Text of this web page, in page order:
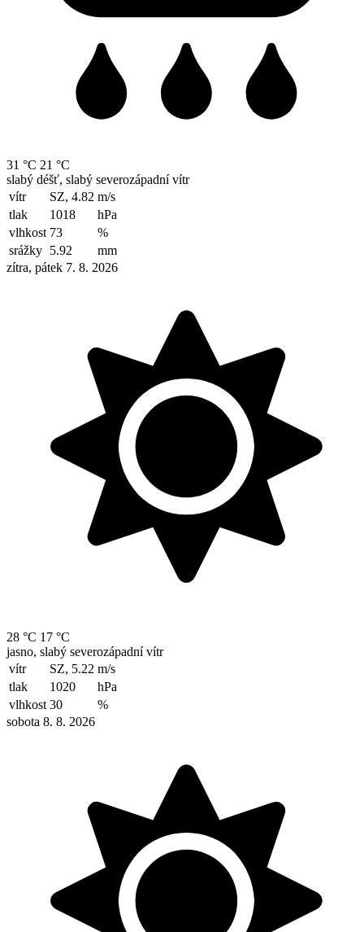
31 °C 21 °C
slabý déšť, slabý severozápadní vítr
vítr
SZ, 4.82 m/s
tlak
1018
hPa
vlhkost 73
%
srážky 5.92
mm
zítra, pátek 7. 8. 2026
28 °C 17 °C
jasno, slabý severozápadní vítr
vítr
SZ, 5.22 m/s
tlak
1020
hPa
vlhkost 30
%
sobota 8. 8. 2026